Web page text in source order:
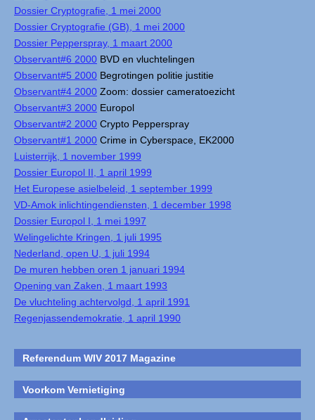
Dossier Cryptografie, 1 mei 2000
Dossier Cryptografie (GB), 1 mei 2000
Dossier Pepperspray, 1 maart 2000
Observant#6 2000 BVD en vluchtelingen
Observant#5 2000 Begrotingen politie justitie
Observant#4 2000 Zoom: dossier cameratoezicht
Observant#3 2000 Europol
Observant#2 2000 Crypto Pepperspray
Observant#1 2000 Crime in Cyberspace, EK2000
Luisterrijk, 1 november 1999
Dossier Europol II, 1 april 1999
Het Europese asielbeleid, 1 september 1999
VD-Amok inlichtingendiensten, 1 december 1998
Dossier Europol I, 1 mei 1997
Welingelichte Kringen, 1 juli 1995
Nederland, open U, 1 juli 1994
De muren hebben oren 1 januari 1994
Opening van Zaken, 1 maart 1993
De vluchteling achtervolgd, 1 april 1991
Regenjassendemokratie, 1 april 1990
Referendum WIV 2017 Magazine
Voorkom Vernietiging